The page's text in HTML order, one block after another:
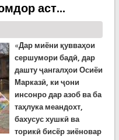
аст...
«Дар миёни қувваҳои
сершумори бадӣ, дар
дашту ҷангалҳои Осиёи
Марказӣ, ки ҷони
инсонро дар азоб ва ба
таҳлука меандохт,
бахусус хушкӣ ва
торикӣ бисёр зиёновар